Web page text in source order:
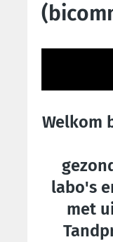
Welkom
labo's
met